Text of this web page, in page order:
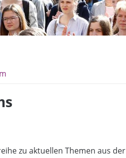
zu aktuellen Themen aus der